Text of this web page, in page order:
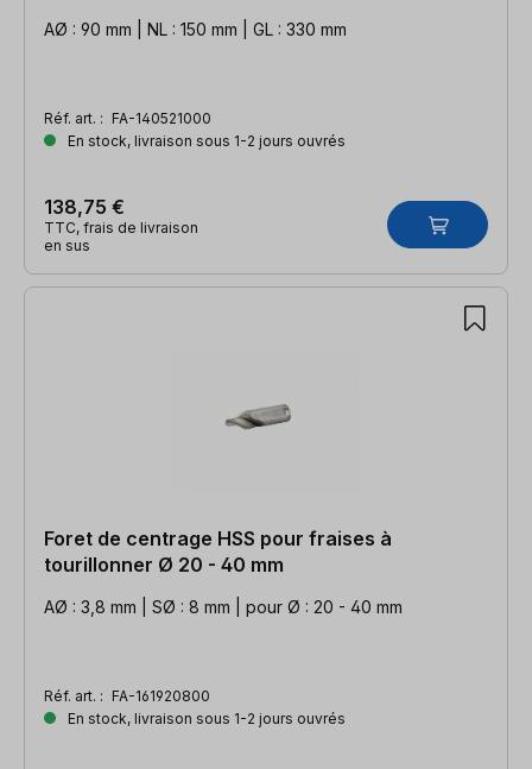
AØ : 90 mm | NL : 150 mm | GL : 330 mm
Réf. art. : FA-140521000
En stock, livraison sous 1-2 jours ouvrés
138,75 €
TTC, frais de livraison
en sus
Foret de centrage HSS pour fraises à
tourillonner Ø 20 - 40 mm
AØ : 3,8 mm | SØ : 8 mm | pour Ø : 20 - 40 mm
Réf. art. : FA-161920800
En stock, livraison sous 1-2 jours ouvrés